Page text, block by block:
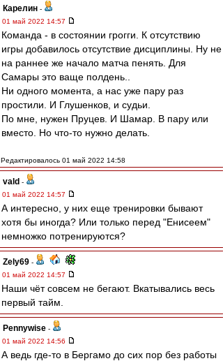
Карелин -
01 май 2022 14:57
Команда - в состоянии грогги. К отсутствию
игры добавилось отсутствие дисциплины. Ну не
на раннее же начало матча пенять. Для
Самары это ваще полдень..
Ни одного момента, а нас уже пару раз
простили. И Глушенков, и судьи.
По мне, нужен Пруцев. И Шамар. В пару или
вместо. Но что-то нужно делать.
Редактировалось 01 май 2022 14:58
vald -
01 май 2022 14:57
А интересно, у них еще тренировки бывают
хотя бы иногда? Или только перед "Енисеем"
немножко потренируются?
Zely69 -
01 май 2022 14:57
Наши чёт совсем не бегают. Вкатывались весь
первый тайм.
Pennywise -
01 май 2022 14:56
А ведь где-то в Бергамо до сих пор без работы